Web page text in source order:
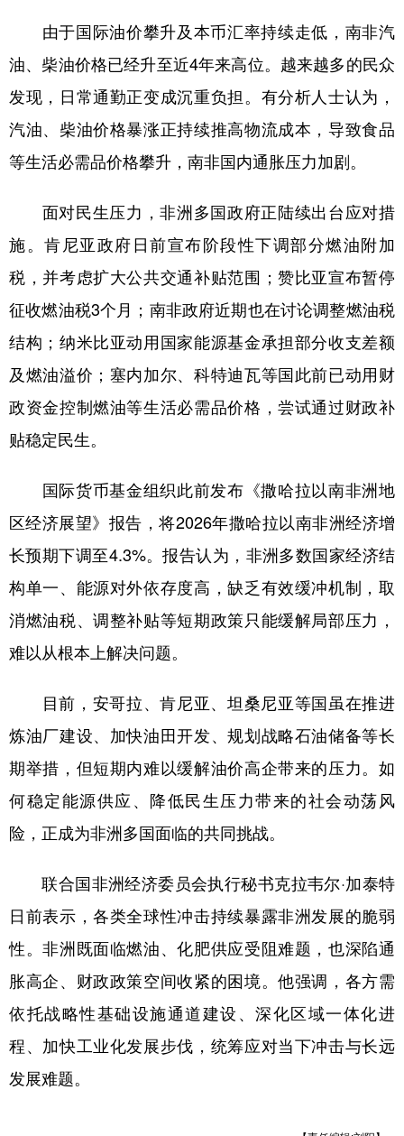
陕西 甘肃 青海 宁夏
Русский язык 日本語 한국어
由于国际油价攀升及本币汇率持续走低，南非汽
油、柴油价格已经升至近4年来高位。越来越多的民众
发现，日常通勤正变成沉重负担。有分析人士认为，
汽油、柴油价格暴涨正持续推高物流成本，导致食品
等生活必需品价格攀升，南非国内通胀压力加剧。
面对民生压力，非洲多国政府正陆续出台应对措
施。肯尼亚政府日前宣布阶段性下调部分燃油附加
税，并考虑扩大公共交通补贴范围；赞比亚宣布暂停
征收燃油税3个月；南非政府近期也在讨论调整燃油税
结构；纳米比亚动用国家能源基金承担部分收支差额
及燃油溢价；塞内加尔、科特迪瓦等国此前已动用财
政资金控制燃油等生活必需品价格，尝试通过财政补
贴稳定民生。
国际货币基金组织此前发布《撒哈拉以南非洲地
区经济展望》报告，将2026年撒哈拉以南非洲经济增
长预期下调至4.3%。报告认为，非洲多数国家经济结
构单一、能源对外依存度高，缺乏有效缓冲机制，取
消燃油税、调整补贴等短期政策只能缓解局部压力，
难以从根本上解决问题。
目前，安哥拉、肯尼亚、坦桑尼亚等国虽在推进
炼油厂建设、加快油田开发、规划战略石油储备等长
期举措，但短期内难以缓解油价高企带来的压力。如
何稳定能源供应、降低民生压力带来的社会动荡风
险，正成为非洲多国面临的共同挑战。
联合国非洲经济委员会执行秘书克拉韦尔·加泰特
日前表示，各类全球性冲击持续暴露非洲发展的脆弱
性。非洲既面临燃油、化肥供应受阻难题，也深陷通
胀高企、财政政策空间收紧的困境。他强调，各方需
依托战略性基础设施通道建设、深化区域一体化进
程、加快工业化发展步伐，统筹应对当下冲击与长远
发展难题。